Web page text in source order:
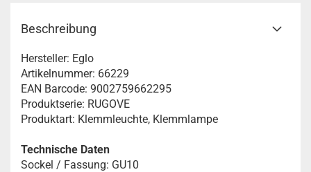
Beschreibung
Hersteller: Eglo
Artikelnummer: 66229
EAN Barcode: 9002759662295
Produktserie: RUGOVE
Produktart: Klemmleuchte, Klemmlampe
Technische Daten
Sockel / Fassung: GU10